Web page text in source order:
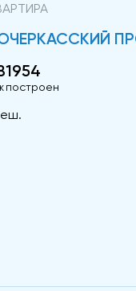
1954
построен